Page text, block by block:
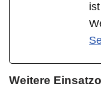
Weitere